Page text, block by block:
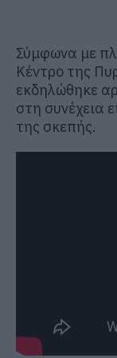
Σύμφωνα με
Κέντρο της
εκδηλώθηκε
στη συνέχεια
της σκεπής.